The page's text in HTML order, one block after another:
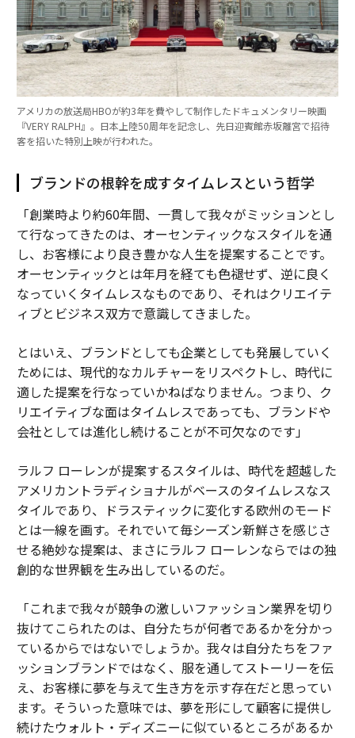
アメリカの放送局HBOが約3年を費やして制作したドキュメンタリー映画
『VERY RALPH』。日本上陸50周年を記念し、先日迎賓館赤坂離宮で招待
客を招いた特別上映が行われた。
ブランドの根幹を成すタイムレスという哲学
「創業時より約60年間、一貫して我々がミッションとし
て行なってきたのは、オーセンティックなスタイルを通
し、お客様により良き豊かな人生を提案することです。
オーセンティックとは年月を経ても色褪せず、逆に良く
なっていくタイムレスなものであり、それはクリエイテ
ィブとビジネス双方で意識してきました。
とはいえ、ブランドとしても企業としても発展していく
ためには、現代的なカルチャーをリスペクトし、時代に
適した提案を行なっていかねばなりません。つまり、ク
リエイティブな面はタイムレスであっても、ブランドや
会社としては進化し続けることが不可欠なのです」
ラルフ ローレンが提案するスタイルは、時代を超越した
アメリカントラディショナルがベースのタイムレスなス
タイルであり、ドラスティックに変化する欧州のモード
とは一線を画す。それでいて毎シーズン新鮮さを感じさ
せる絶妙な提案は、まさにラルフ ローレンならではの独
創的な世界観を生み出しているのだ。
「これまで我々が競争の激しいファッション業界を切り
抜けてこられたのは、自分たちが何者であるかを分かっ
ているからではないでしょうか。我々は自分たちをファ
ッションブランドではなく、服を通してストーリーを伝
え、お客様に夢を与えて生き方を示す存在だと思ってい
ます。そういった意味では、夢を形にして顧客に提供し
続けたウォルト・ディズニーに似ているところがあるか